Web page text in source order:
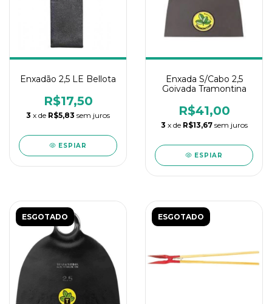
Enxadão 2,5 LE Bellota
R$17,50
3 x de R$5,83 sem juros
ESPIAR
Enxada S/Cabo 2,5
Goivada Tramontina
R$41,00
3 x de R$13,67 sem juros
ESPIAR
ESGOTADO ESGOTADO